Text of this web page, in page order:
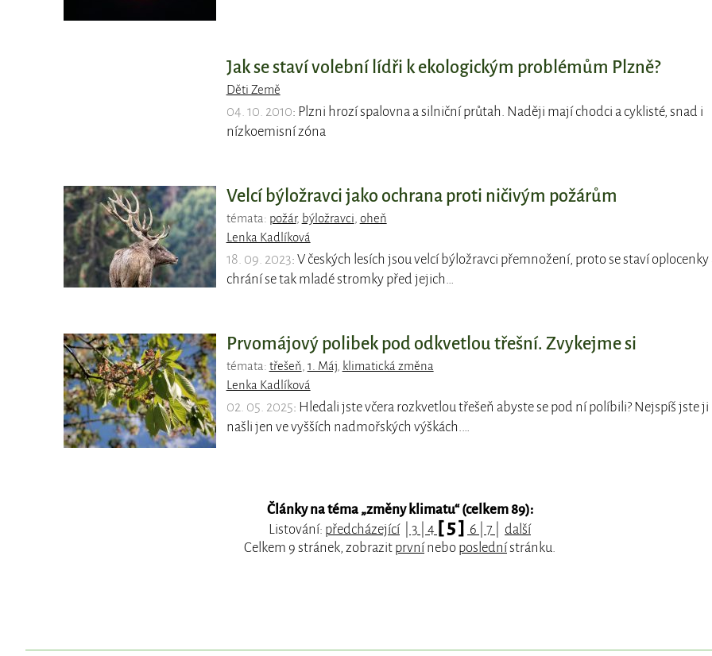
Jak se staví volební lídři k ekologickým problémům Plzně?
Děti Země
04. 10. 2010: Plzni hrozí spalovna a silniční průtah. Naději mají chodci a cyklisté, snad i
nízkoemisní zóna
Velcí býložravci jako ochrana proti ničivým požárům
témata: požár, býložravci oheň
Lenka Kadlíková
18. 09. 2023: V českých lesích jsou velcí býložravci přemnožení, proto se staví oplocenky
chrání se tak mladé stromky před jejich…
Prvomájový polibek pod odkvetlou třešní. Zvykejme si
témata: třešeň 1. Máj,
klimatická změna
Lenka Kadlíková
02. 05. 2025: Hledali jste včera rozkvetlou třešeň abyste se pod ní políbili? Nejspíš jste ji
našli jen ve vyšších nadmořských výškách.…
Články na téma „změny klimatu“ (celkem 89):
Listování: předcházející| 3 4 [ 5 ] 6 7
další
Celkem 9 stránek, zobrazit prvnínebo poslednístránku.